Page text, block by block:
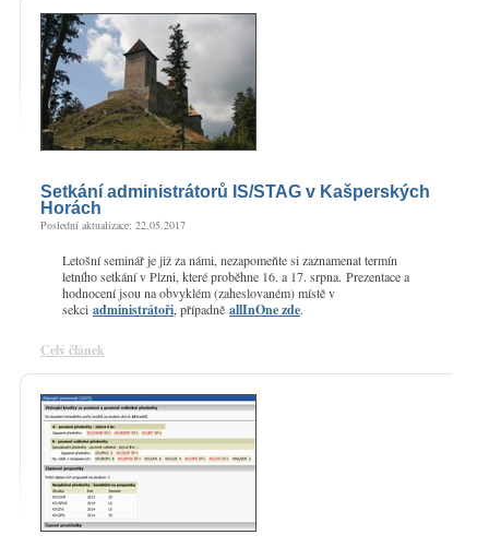
Setkání administrátorů IS/STAG v Kašperských
Horách
Poslední aktualizace: 22.05.2017
Letošní seminář je již za námi, nezapomeňte si zaznamenat termín
letního setkání v Plzni, které proběhne 16. a 17. srpna. Prezentace a
hodnocení jsou na obvyklém (zaheslovaném) místě v
sekci administrátoři , případně allInOne zde.
Celý článek